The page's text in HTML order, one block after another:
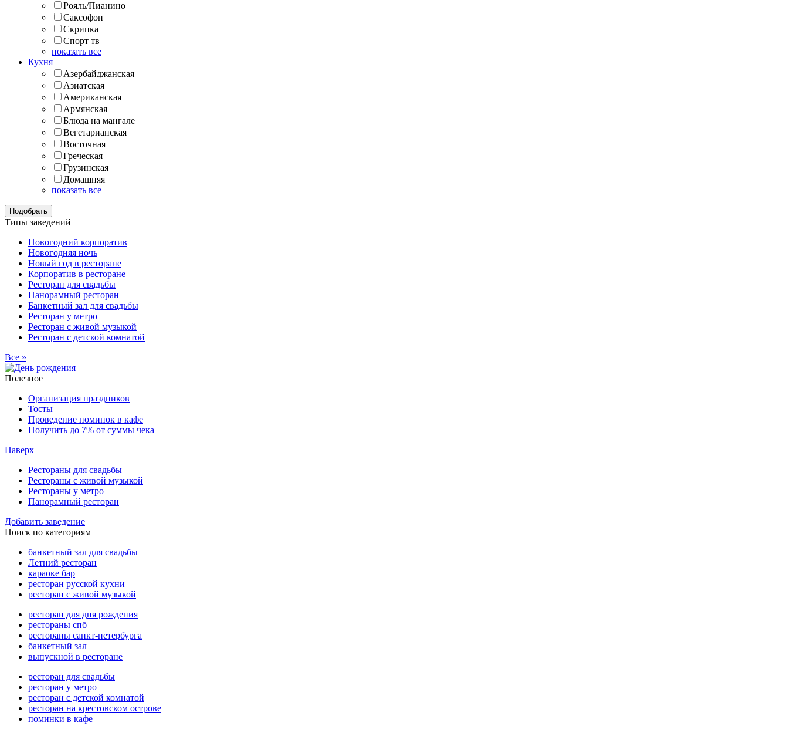
Рояль/Пианино
Саксофон
Скрипка
Спорт тв
показать все
Кухня
Азербайджанская
Азиатская
Американская
Армянская
Блюда на мангале
Вегетарианская
Восточная
Греческая
Грузинская
Домашняя
показать все
Подобрать
Типы заведений
Новогодний корпоратив
Новогодняя ночь
Новый год в ресторане
Корпоратив в ресторане
Ресторан для свадьбы
Панорамный ресторан
Банкетный зал для свадьбы
Ресторан у метро
Ресторан с живой музыкой
Ресторан с детской комнатой
Все »
Полезное
Организация праздников
Тосты
Проведение поминок в кафе
Получить до 7% от суммы чека
Наверх
Рестораны для свадьбы
Рестораны с живой музыкой
Рестораны у метро
Панорамный ресторан
Добавить заведение
Поиск по категориям
банкетный зал для свадьбы
Летний ресторан
караоке бар
ресторан русской кухни
ресторан с живой музыкой
ресторан для дня рождения
рестораны спб
рестораны санкт-петербурга
банкетный зал
выпускной в ресторане
ресторан для свадьбы
ресторан у метро
ресторан с детской комнатой
ресторан на крестовском острове
поминки в кафе